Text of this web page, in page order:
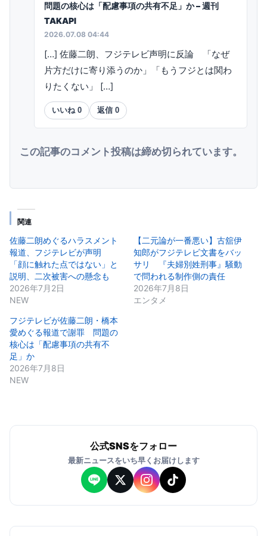
問題の核心は「配慮事項の共有不足」か – 週刊
TAKAPI
2026.07.08 04:44
[…] 佐藤二朗、フジテレビ声明に反論 「なぜ
片方だけに寄り添うのか」「もうフジとは関わ
りたくない」 […]
いいね 0 返信 0
この記事のコメント投稿は締め切られています。
関連
佐藤二朗めぐるハラスメント
報道、フジテレビが声明
「顔に触れた点ではない」と
説明、二次被害への懸念も
2026年7月2日
NEW
【二元論が一番悪い】古舘伊
知郎がフジテレビ文書をバッ
サリ 『夫婦別姓刑事』騒動
で問われる制作側の責任
2026年7月8日
エンタメ
フジテレビが佐藤二朗・橋本
愛めぐる報道で謝罪 問題の
核心は「配慮事項の共有不
足」か
2026年7月8日
NEW
公式SNSをフォロー
最新ニュースをいち早くお届けします